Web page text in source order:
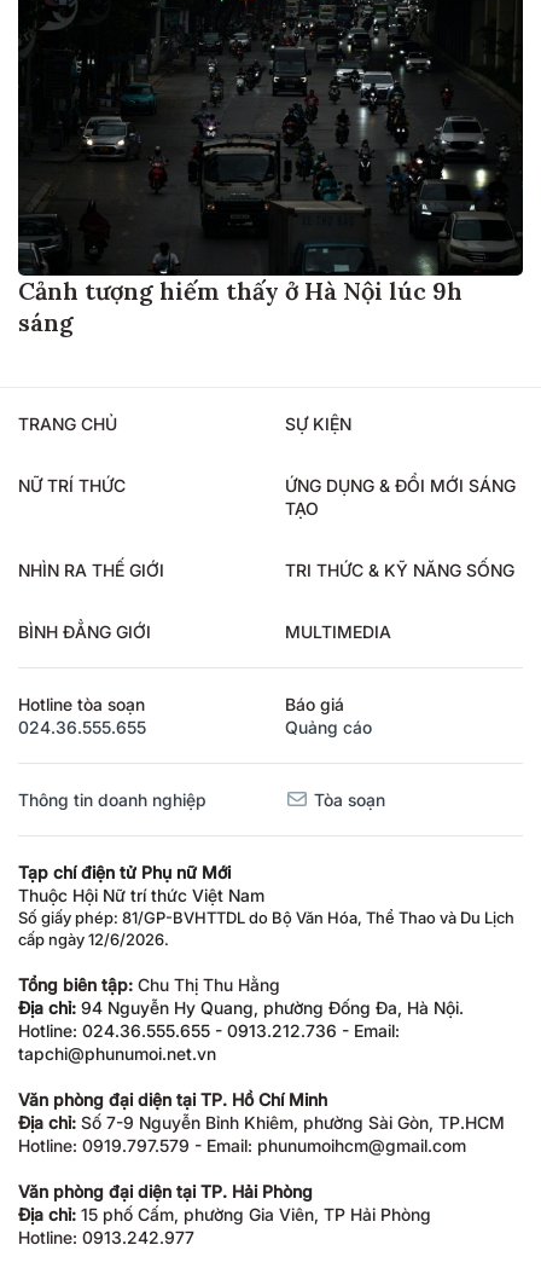
Cảnh tượng hiếm thấy ở Hà Nội lúc 9h
sáng
TRANG CHỦ SỰ KIỆN
NỮ TRÍ THỨC
ỨNG DỤNG & ĐỔI MỚI SÁNG
TẠO
NHÌN RA THẾ GIỚI TRI THỨC & KỸ NĂNG SỐNG
BÌNH ĐẲNG GIỚI MULTIMEDIA
Hotline tòa soạn
024.36.555.655
Báo giá
Quảng cáo
Thông tin doanh nghiệp Tòa soạn
Tạp chí điện tử Phụ nữ Mới
Thuộc Hội Nữ trí thức Việt Nam
Số giấy phép: 81/GP-BVHTTDL do Bộ Văn Hóa, Thể Thao và Du Lịch
cấp ngày 12/6/2026.
Tổng biên tập: Chu Thị Thu Hằng
Địa chỉ: 94 Nguyễn Hy Quang, phường Đống Đa, Hà Nội.
Hotline: 024.36.555.655 - 0913.212.736 - Email:
tapchi@phunumoi.net.vn
Văn phòng đại diện tại TP. Hồ Chí Minh
Địa chỉ: Số 7-9 Nguyễn Bỉnh Khiêm, phường Sài Gòn, TP.HCM
Hotline: 0919.797.579 - Email: phunumoihcm@gmail.com
Văn phòng đại diện tại TP. Hải Phòng
Địa chỉ: 15 phố Cấm, phường Gia Viên, TP Hải Phòng
Hotline: 0913.242.977